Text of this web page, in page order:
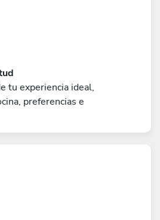
tu experiencia ideal,
preferencias e